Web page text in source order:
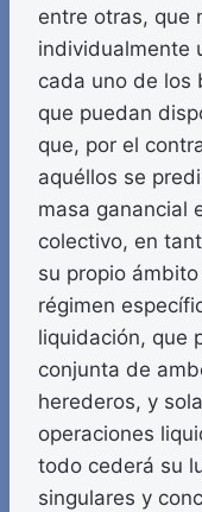
entre otras, que
individualmente
cada uno de los
que puedan
que, por el
aquéllos se
masa ganancial
colectivo, en
su propio
régimen
liquidación, que
conjunta de
herederos, y
operaciones
todo cederá su
singulares y